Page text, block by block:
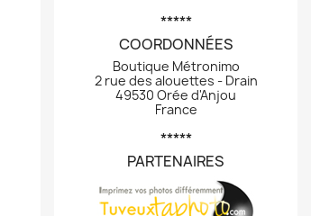
*****
COORDONNÉES
Boutique Métronimo
2 rue des alouettes - Drain
49530 Orée d'Anjou
France
*****
PARTENAIRES